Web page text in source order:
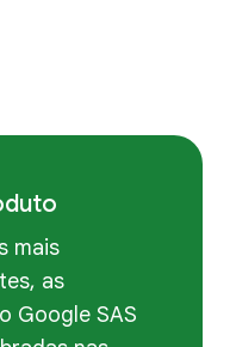
mais
as
Google SAS